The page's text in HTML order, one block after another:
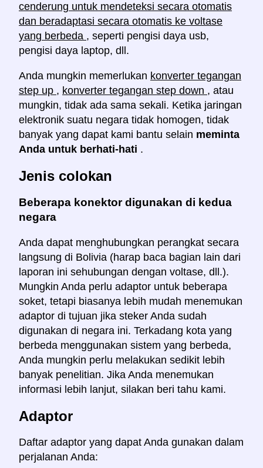
cenderung untuk mendeteksi secara otomatis
dan beradaptasi secara otomatis ke voltase
yang berbeda , seperti pengisi daya usb,
pengisi daya laptop, dll.
Anda mungkin memerlukan konverter tegangan
step up , konverter tegangan step down , atau
mungkin, tidak ada sama sekali. Ketika jaringan
elektronik suatu negara tidak homogen, tidak
banyak yang dapat kami bantu selain meminta
Anda untuk berhati-hati .
Jenis colokan
Beberapa konektor digunakan di kedua
negara
Anda dapat menghubungkan perangkat secara
langsung di Bolivia (harap baca bagian lain dari
laporan ini sehubungan dengan voltase, dll.).
Mungkin Anda perlu adaptor untuk beberapa
soket, tetapi biasanya lebih mudah menemukan
adaptor di tujuan jika steker Anda sudah
digunakan di negara ini. Terkadang kota yang
berbeda menggunakan sistem yang berbeda,
Anda mungkin perlu melakukan sedikit lebih
banyak penelitian. Jika Anda menemukan
informasi lebih lanjut, silakan beri tahu kami.
Adaptor
Daftar adaptor yang dapat Anda gunakan dalam
perjalanan Anda: